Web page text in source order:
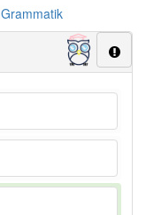
Grammatik